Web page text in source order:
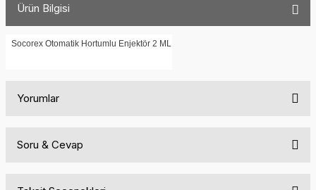
Ürün Bilgisi
Socorex Otomatik Hortumlu Enjektör 2 ML
Yorumlar
Soru & Cevap